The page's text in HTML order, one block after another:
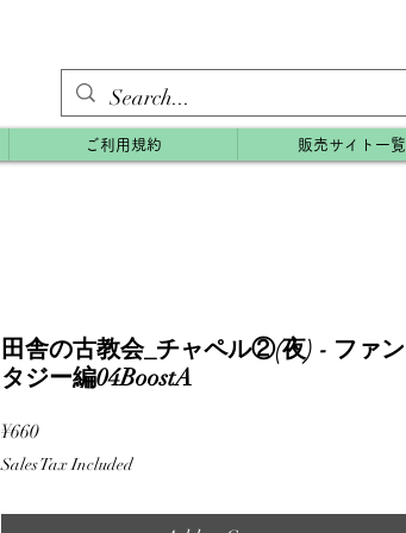
ご利用規約 販売サイト一覧
田舎の古教会_チャペル②(夜) - ファン
タジー編04BoostA
¥660Price
Sales Tax Included